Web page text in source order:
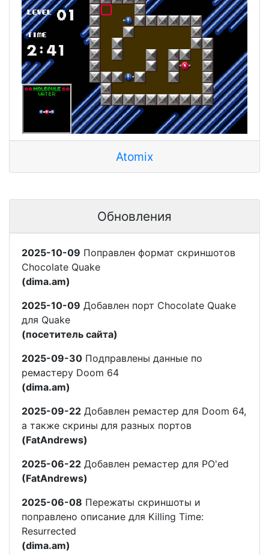
Atomix
Обновления
2025-10-09 Поправлен формат скриншотов
Chocolate Quake
(dima.am)
2025-10-09 Добавлен порт Chocolate Quake
для Quake
(посетитель сайта)
2025-09-30 Подправлены данные по
ремастеру Doom 64
(dima.am)
2025-09-22 Добавлен ремастер для Doom 64,
а также скрины для разных портов
(FatAndrews)
2025-06-22 Добавлен ремастер для PO'ed
(FatAndrews)
2025-06-08 Пережаты скриншоты и
поправлено описание для Killing Time:
Resurrected
(dima.am)